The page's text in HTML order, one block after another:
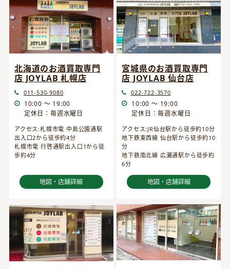
北海道のお酒買取専門
店 JOYLAB 札幌店
011-530-9080
10:00 ～ 19:00
定休日：毎週水曜日
アクセス:札幌市電 中島公園通駅
出入口2から徒歩約4分
札幌市電 行啓通駅出入口1から徒
歩約4分
地図・店舗詳細
宮城県のお酒買取専門
店 JOYLAB 仙台店
022-722-3570
10:00 ～ 19:00
定休日：毎週水曜日
アクセス:JR仙台駅から徒歩約10分
地下鉄東西線 仙台駅から徒歩約10
分
地下鉄南北線 広瀬通駅から徒歩約
6分
地図・店舗詳細